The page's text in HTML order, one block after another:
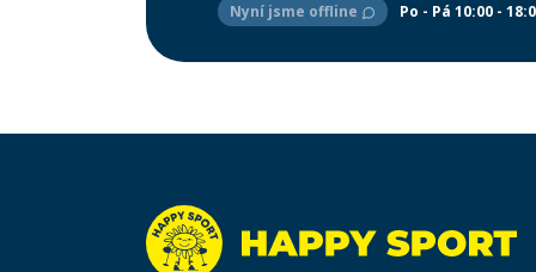
Nyní jsme offline Po - Pá 10:00 -